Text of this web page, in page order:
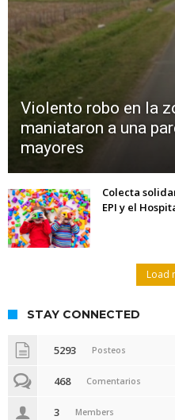
Violento robo en la
maniataron a una
mayores
Colecta
EPI y el
Load
STAY CONNECTED
5293 Posteos
468 Comentarios
3 Members